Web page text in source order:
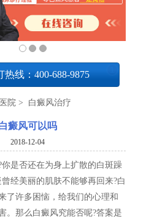
热线：400-688-9875
院 > 白癜风治疗
癜风可以吗
2018-12-04
是否还在为身上扩散的白斑躁
经美丽的肌肤不能够再回来?白
了许多困恼，给我们的心理和
。那么白癜风究能否呢?答案是